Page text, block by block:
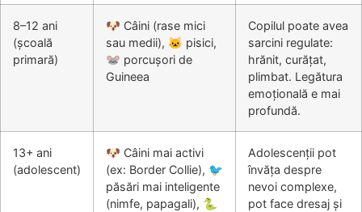
8–12 ani
(școală
primară)
🐶 Câini (rase mici
sau medii), 🐱 pisici,
🐭 porcușori de
Guineea
Copilul poate avea
sarcini regulate:
hrănit, curățat,
plimbat. Legătura
emoțională e mai
profundă.
13+ ani
(adolescent)
🐶 Câini mai activi
(ex: Border Collie), 🐦
păsări mai inteligente
(nimfe, papagali), 🐍
Adolescenții pot
învăța despre
nevoi complexe,
pot face dresaj și